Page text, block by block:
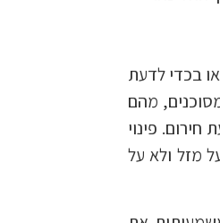
בכדי לדעת
מהם
פינוי
מזל ולא על